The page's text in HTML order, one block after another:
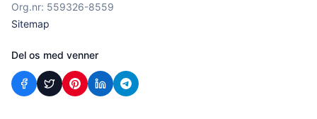
Org.nr: 559326-8559
Sitemap
Del os med venner